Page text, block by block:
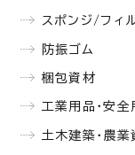
スポンジ/フィ
防振ゴム
梱包資材
工業用品・安全
土木建築・農業